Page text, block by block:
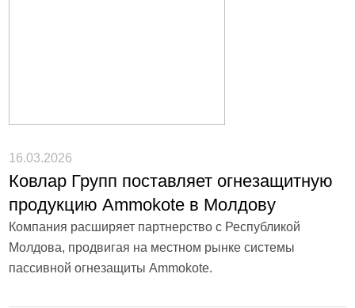
16.03.2026
Ковлар Групп поставляет огнезащитную
продукцию Ammokote в Молдову
Компания расширяет партнерство с Республикой
Молдова, продвигая на местном рынке системы
пассивной огнезащиты Ammokote.